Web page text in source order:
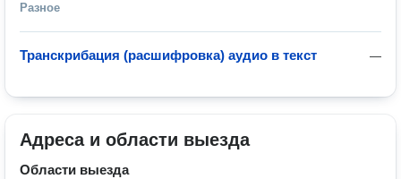
Разное
—
Транскрибация (расшифровка) аудио в текст
Адреса и области выезда
Области выезда